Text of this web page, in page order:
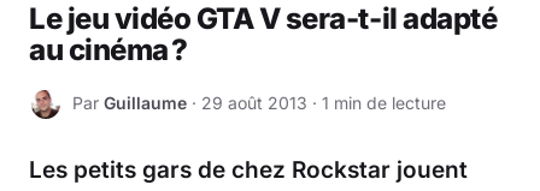
Le jeu vidéo GTA V sera-t-il adapté
au cinéma ?
G Par Guillaume · 29 août 2013 · 1 min de lecture
Les petits gars de chez Rockstar jouent